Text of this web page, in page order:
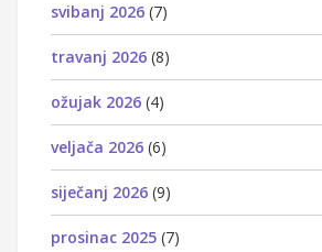
svibanj 2026 (7)
travanj 2026 (8)
ožujak 2026 (4)
veljača 2026 (6)
siječanj 2026 (9)
prosinac 2025 (7)